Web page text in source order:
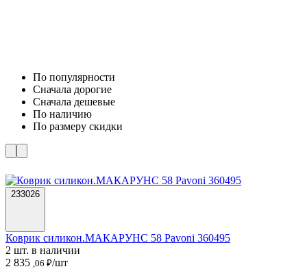
По популярности
Cначала дорогие
Cначала дешевые
По наличию
По размеру скидки
233026
Коврик силикон.МАКАРУНС 58 Pavoni 360495
2 шт. в наличии
2 835 ,06 ₽/шт